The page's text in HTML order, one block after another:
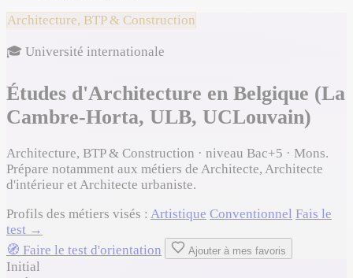
Architecture, BTP & Construction
🎓 Université internationale
Études d'Architecture en Belgique (La
Cambre-Horta, ULB, UCLouvain)
Architecture, BTP & Construction · niveau Bac+5 · Mons.
Prépare notamment aux métiers de Architecte, Architecte
d'intérieur et Architecte urbaniste.
Profils des métiers visés : Artistique Conventionnel Fais le
test →
🧭 Faire le test d'orientation
Ajouter à mes favoris
Initial